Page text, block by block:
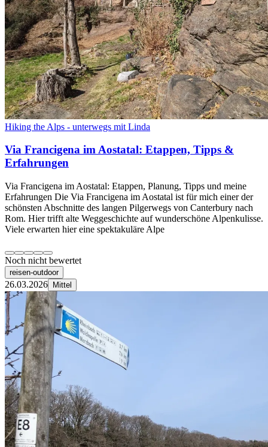
Hiking the Alps - unterwegs mit Linda
Via Francigena im Aostatal: Etappen, Tipps &
Erfahrungen
Via Francigena im Aostatal: Etappen, Planung, Tipps und meine
Erfahrungen Die Via Francigena im Aostatal ist für mich einer der
schönsten Abschnitte des langen Pilgerwegs von Canterbury nach
Rom. Hier trifft alte Weggeschichte auf wunderschöne Alpenkulisse.
Viele erwarten hier eine spektakuläre Alpe
Noch nicht bewertet
reisen-outdoor
26.03.2026 Mittel